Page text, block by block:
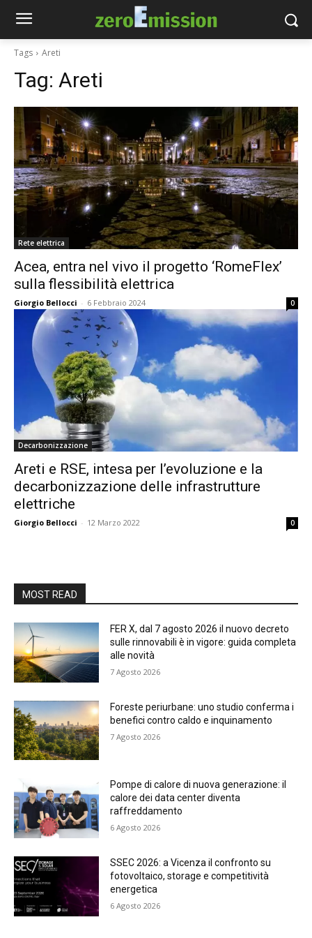
Tags Areti
Tag: Areti
Rete elettrica
Acea, entra nel vivo il progetto ‘RomeFlex’
sulla flessibilità elettrica
Giorgio Bellocci - 6 Febbraio 2024 0
Decarbonizzazione
Areti e RSE, intesa per l’evoluzione e la
decarbonizzazione delle infrastrutture
elettriche
Giorgio Bellocci - 12 Marzo 2022 0
MOST READ
FER X, dal 7 agosto 2026 il nuovo decreto
sulle rinnovabili è in vigore: guida completa
alle novità
7 Agosto 2026
Foreste periurbane: uno studio conferma i
benefici contro caldo e inquinamento
7 Agosto 2026
Pompe di calore di nuova generazione: il
calore dei data center diventa
raffreddamento
6 Agosto 2026
SSEC 2026: a Vicenza il confronto su
fotovoltaico, storage e competitività
energetica
6 Agosto 2026